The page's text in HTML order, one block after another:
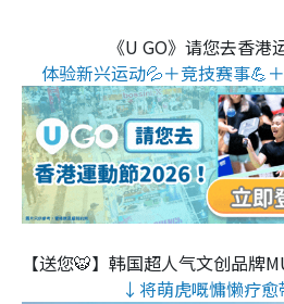
《U GO》请您去香港
体验新兴运动💦＋竞技赛事💪
【送您🐯】韩国超人气文创品牌
↓将萌虎嘅慵懒疗